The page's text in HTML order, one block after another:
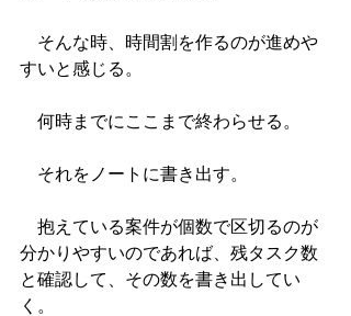
そんな時、時間割を作るのが進めや
すいと感じる。
何時までにここまで終わらせる。
それをノートに書き出す。
抱えている案件が個数で区切るのが
分かりやすいのであれば、残タスク数
と確認して、その数を書き出してい
く。